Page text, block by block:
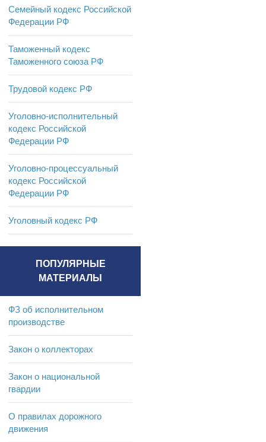
Семейный кодекс Российской
Федерации РФ
Таможенный кодекс
Таможенного союза РФ
Трудовой кодекс РФ
Уголовно-исполнительный
кодекс Российской
Федерации РФ
Уголовно-процессуальный
кодекс Российской
Федерации РФ
Уголовный кодекс РФ
ПОПУЛЯРНЫЕ
МАТЕРИАЛЫ
ФЗ об исполнительном
производстве
Закон о коллекторах
Закон о национальной
гвардии
О правилах дорожного
движения